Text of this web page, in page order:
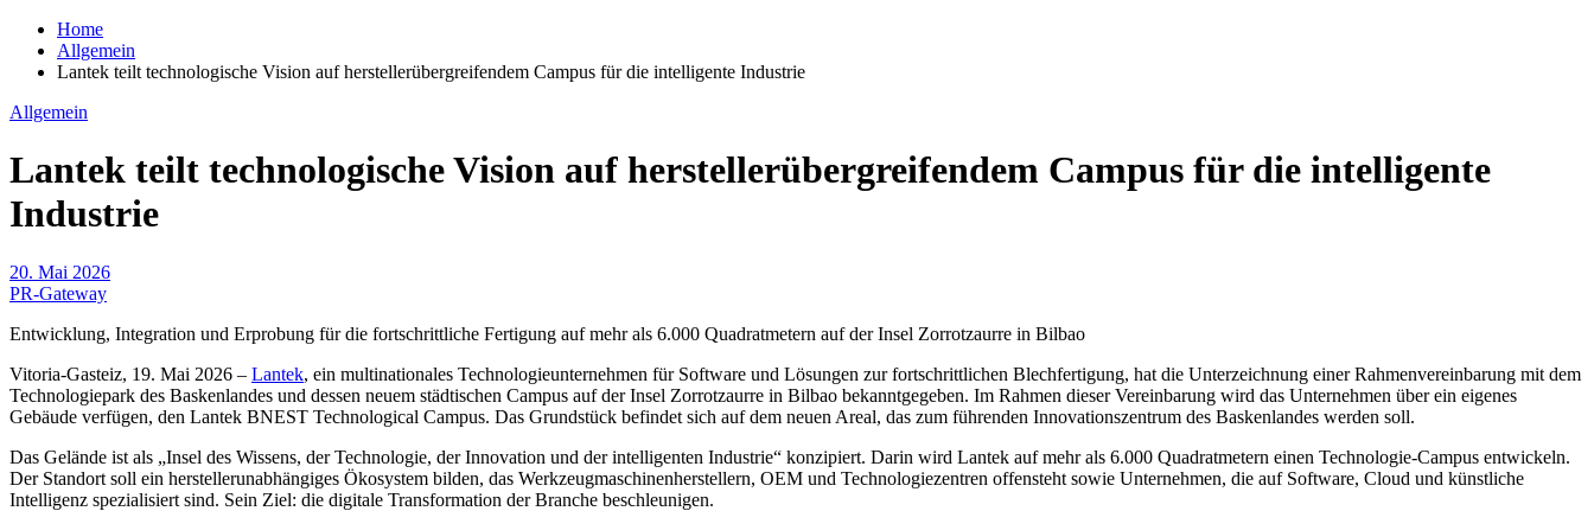
Home
Allgemein
Lantek teilt technologische Vision auf herstellerübergreifendem Campus für die intelligente Industrie
Allgemein
Lantek teilt technologische Vision auf herstellerübergreifendem Campus für die intelligente
Industrie
20. Mai 2026
PR-Gateway
Entwicklung, Integration und Erprobung für die fortschrittliche Fertigung auf mehr als 6.000 Quadratmetern auf der Insel Zorrotzaurre in Bilbao
Vitoria-Gasteiz, 19. Mai 2026 – Lantek, ein multinationales Technologieunternehmen für Software und Lösungen zur fortschrittlichen Blechfertigung, hat die Unterzeichnung einer Rahmenvereinbarung mit dem
Technologiepark des Baskenlandes und dessen neuem städtischen Campus auf der Insel Zorrotzaurre in Bilbao bekanntgegeben. Im Rahmen dieser Vereinbarung wird das Unternehmen über ein eigenes
Gebäude verfügen, den Lantek BNEST Technological Campus. Das Grundstück befindet sich auf dem neuen Areal, das zum führenden Innovationszentrum des Baskenlandes werden soll.
Das Gelände ist als „Insel des Wissens, der Technologie, der Innovation und der intelligenten Industrie“ konzipiert. Darin wird Lantek auf mehr als 6.000 Quadratmetern einen Technologie-Campus entwickeln.
Der Standort soll ein herstellerunabhängiges Ökosystem bilden, das Werkzeugmaschinenherstellern, OEM und Technologiezentren offensteht sowie Unternehmen, die auf Software, Cloud und künstliche
Intelligenz spezialisiert sind. Sein Ziel: die digitale Transformation der Branche beschleunigen.